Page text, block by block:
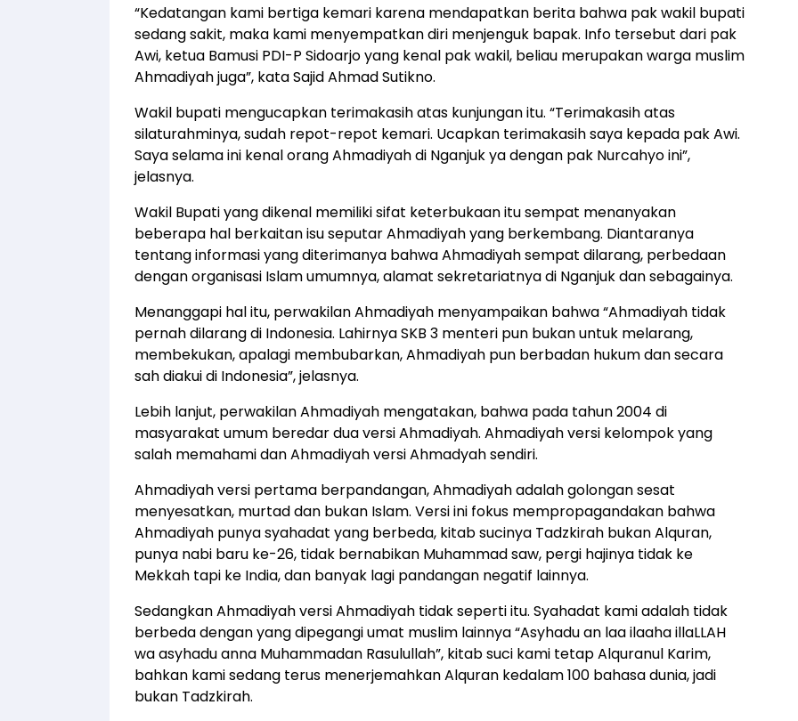
“Kedatangan kami bertiga kemari karena mendapatkan berita bahwa pak wakil bupati
sedang sakit, maka kami menyempatkan diri menjenguk bapak. Info tersebut dari pak
Awi, ketua Bamusi PDI-P Sidoarjo yang kenal pak wakil, beliau merupakan warga muslim
Ahmadiyah juga”, kata Sajid Ahmad Sutikno.
Wakil bupati mengucapkan terimakasih atas kunjungan itu. “Terimakasih atas
silaturahminya, sudah repot-repot kemari. Ucapkan terimakasih saya kepada pak Awi.
Saya selama ini kenal orang Ahmadiyah di Nganjuk ya dengan pak Nurcahyo ini”,
jelasnya.
Wakil Bupati yang dikenal memiliki sifat keterbukaan itu sempat menanyakan
beberapa hal berkaitan isu seputar Ahmadiyah yang berkembang. Diantaranya
tentang informasi yang diterimanya bahwa Ahmadiyah sempat dilarang, perbedaan
dengan organisasi Islam umumnya, alamat sekretariatnya di Nganjuk dan sebagainya.
Menanggapi hal itu, perwakilan Ahmadiyah menyampaikan bahwa “Ahmadiyah tidak
pernah dilarang di Indonesia. Lahirnya SKB 3 menteri pun bukan untuk melarang,
membekukan, apalagi membubarkan, Ahmadiyah pun berbadan hukum dan secara
sah diakui di Indonesia”, jelasnya.
Lebih lanjut, perwakilan Ahmadiyah mengatakan, bahwa pada tahun 2004 di
masyarakat umum beredar dua versi Ahmadiyah. Ahmadiyah versi kelompok yang
salah memahami dan Ahmadiyah versi Ahmadyah sendiri.
Ahmadiyah versi pertama berpandangan, Ahmadiyah adalah golongan sesat
menyesatkan, murtad dan bukan Islam. Versi ini fokus mempropagandakan bahwa
Ahmadiyah punya syahadat yang berbeda, kitab sucinya Tadzkirah bukan Alquran,
punya nabi baru ke-26, tidak bernabikan Muhammad saw, pergi hajinya tidak ke
Mekkah tapi ke India, dan banyak lagi pandangan negatif lainnya.
Sedangkan Ahmadiyah versi Ahmadiyah tidak seperti itu. Syahadat kami adalah tidak
berbeda dengan yang dipegangi umat muslim lainnya “Asyhadu an laa ilaaha illaLLAH
wa asyhadu anna Muhammadan Rasulullah”, kitab suci kami tetap Alquranul Karim,
bahkan kami sedang terus menerjemahkan Alquran kedalam 100 bahasa dunia, jadi
bukan Tadzkirah.